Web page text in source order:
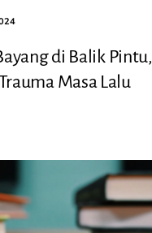
di Balik Pintu,
Masa Lalu